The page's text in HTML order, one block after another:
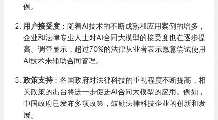
例。
用户接受度 ：随着AI技术的不断成熟和应用案例的增多，
企业和法律专业人士对AI合同大模型的接受度也在逐步提
高。调查显示，超过70%的法律从业者表示愿意尝试使用
AI技术来辅助合同管理。
政策支持：各国政府对法律科技的重视程度不断提高，相
关政策的出台将进一步促进AI合同大模型的应用。例如，
中国政府已发布多项政策，鼓励法律科技企业的创新和发
展。